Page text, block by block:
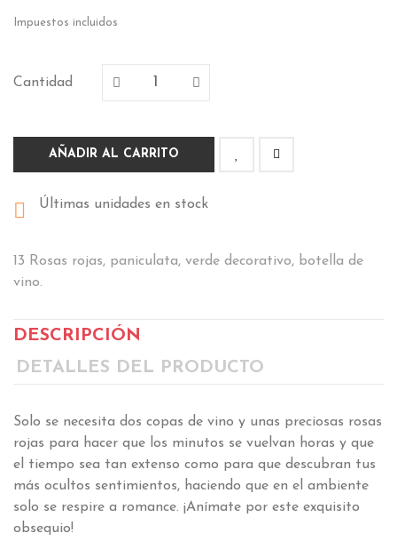
Impuestos incluidos
Cantidad
AÑADIR AL CARRITO
 Últimas unidades en stock
13 Rosas rojas, paniculata, verde decorativo, botella de
vino.
DESCRIPCIÓN
DETALLES DEL PRODUCTO
Solo se necesita dos copas de vino y unas preciosas rosas
rojas para hacer que los minutos se vuelvan horas y que
el tiempo sea tan extenso como para que descubran tus
más ocultos sentimientos, haciendo que en el ambiente
solo se respire a romance. ¡Anímate por este exquisito
obsequio!